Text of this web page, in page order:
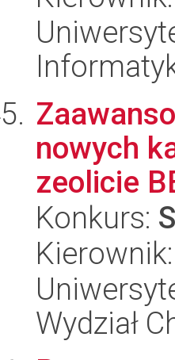
nowych
zeolicie
Konkurs:
Wydział